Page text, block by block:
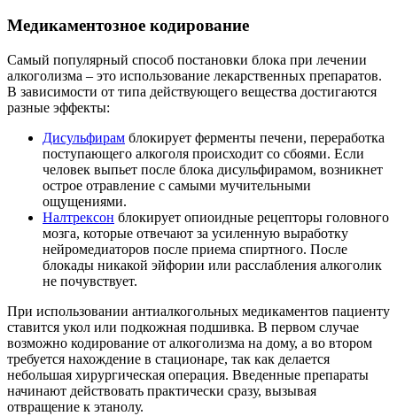
Медикаментозное кодирование
Самый популярный способ постановки блока при лечении
алкоголизма – это использование лекарственных препаратов.
В зависимости от типа действующего вещества достигаются
разные эффекты:
Дисульфирам блокирует ферменты печени, переработка
поступающего алкоголя происходит со сбоями. Если
человек выпьет после блока дисульфирамом, возникнет
острое отравление с самыми мучительными
ощущениями.
Налтрексон блокирует опиоидные рецепторы головного
мозга, которые отвечают за усиленную выработку
нейромедиаторов после приема спиртного. После
блокады никакой эйфории или расслабления алкоголик
не почувствует.
При использовании антиалкогольных медикаментов пациенту
ставится укол или подкожная подшивка. В первом случае
возможно кодирование от алкоголизма на дому, а во втором
требуется нахождение в стационаре, так как делается
небольшая хирургическая операция. Введенные препараты
начинают действовать практически сразу, вызывая
отвращение к этанолу.